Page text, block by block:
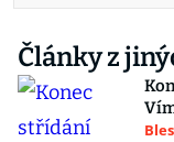
Články z